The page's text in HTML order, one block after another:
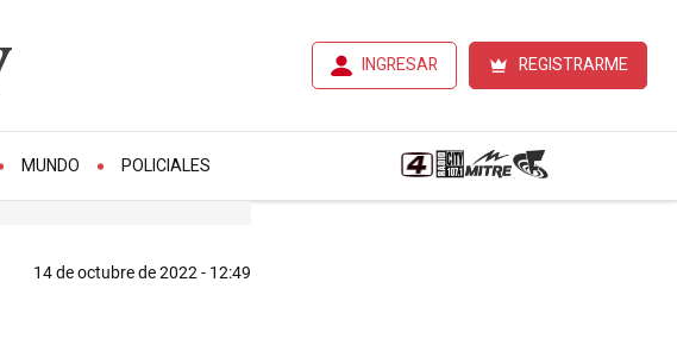
INGRESAR REGISTRARME
MUNDO
POLICIALES
14 de octubre de 2022 - 12:49